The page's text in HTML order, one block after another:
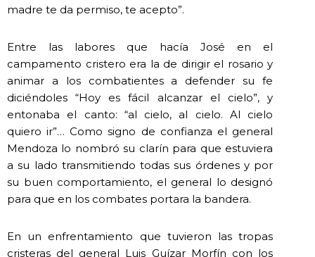
madre te da permiso, te acepto”.
Entre las labores que hacía José en el
campamento cristero era la de dirigir el rosario y
animar a los combatientes a defender su fe
diciéndoles “Hoy es fácil alcanzar el cielo”, y
entonaba el canto: “al cielo, al cielo. Al cielo
quiero ir”… Como signo de confianza el general
Mendoza lo nombró su clarín para que estuviera
a su lado transmitiendo todas sus órdenes y por
su buen comportamiento, el general lo designó
para que en los combates portara la bandera.
En un enfrentamiento que tuvieron las tropas
cristeras del general Luis Guízar Morfín con los